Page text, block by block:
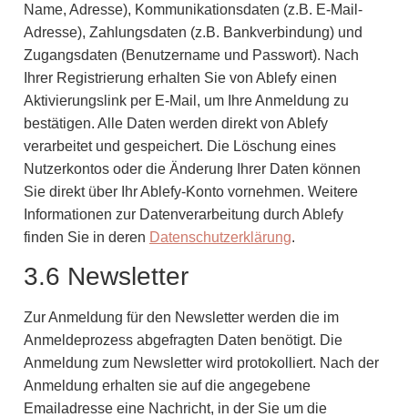
Name, Adresse), Kommunikationsdaten (z.B. E-Mail-
Adresse), Zahlungsdaten (z.B. Bankverbindung) und
Zugangsdaten (Benutzername und Passwort). Nach
Ihrer Registrierung erhalten Sie von Ablefy einen
Aktivierungslink per E-Mail, um Ihre Anmeldung zu
bestätigen. Alle Daten werden direkt von Ablefy
verarbeitet und gespeichert. Die Löschung eines
Nutzerkontos oder die Änderung Ihrer Daten können
Sie direkt über Ihr Ablefy-Konto vornehmen. Weitere
Informationen zur Datenverarbeitung durch Ablefy
finden Sie in deren Datenschutzerklärung.
3.6 Newsletter
Zur Anmeldung für den Newsletter werden die im
Anmeldeprozess abgefragten Daten benötigt. Die
Anmeldung zum Newsletter wird protokolliert. Nach der
Anmeldung erhalten sie auf die angegebene
Emailadresse eine Nachricht, in der Sie um die